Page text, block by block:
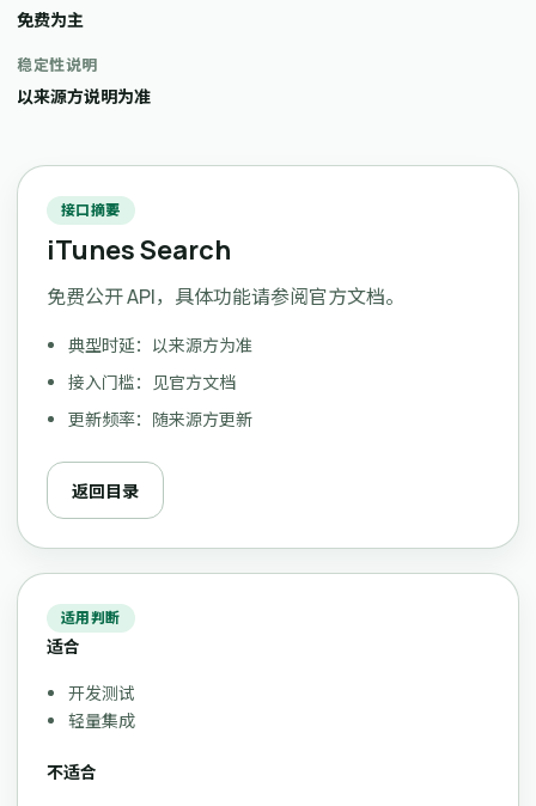
免费为主
稳定性说明
以来源方说明为准
接口摘要
iTunes Search
免费公开 API，具体功能请参阅官方文档。
典型时延：以来源方为准
接入门槛：见官方文档
更新频率：随来源方更新
返回目录
适用判断
适合
开发测试
轻量集成
不适合